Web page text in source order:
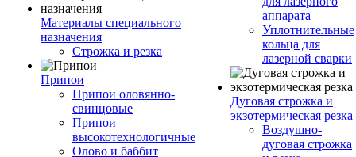
Материалы специального
назначения
Строжка и резка
Припои
Припои оловянно-
свинцовые
Припои
высокотехнологичные
Олово и баббит
аппарата
Уплотнительные
кольца для
лазерной сварки
Дуговая строжка и
экзотермическая резка
Воздушно-
дуговая строжка